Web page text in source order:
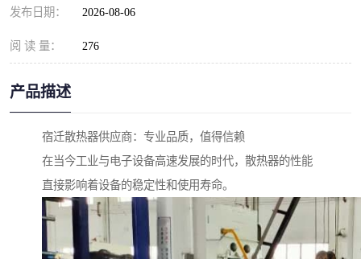
发布日期： 2026-08-06
阅 读 量： 276
产品描述
宿迁散热器供应商：专业品质，值得信赖
在当今工业与电子设备高速发展的时代，散热器的性能
直接影响着设备的稳定性和使用寿命。